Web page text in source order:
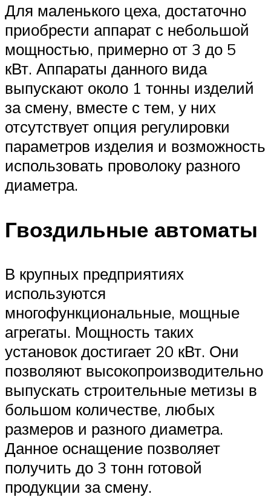
Для маленького цеха, достаточно
приобрести аппарат с небольшой
мощностью, примерно от 3 до 5
кВт. Аппараты данного вида
выпускают около 1 тонны изделий
за смену, вместе с тем, у них
отсутствует опция регулировки
параметров изделия и возможность
использовать проволоку разного
диаметра.
Гвоздильные автоматы
В крупных предприятиях
используются
многофункциональные, мощные
агрегаты. Мощность таких
установок достигает 20 кВт. Они
позволяют высокопроизводительно
выпускать строительные метизы в
большом количестве, любых
размеров и разного диаметра.
Данное оснащение позволяет
получить до 3 тонн готовой
продукции за смену.